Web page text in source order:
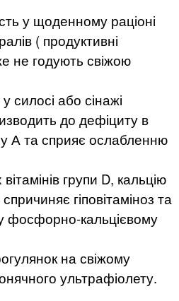
у щоденному раціоні
( продуктивні
не годують свіжою
силосі або сінажі
до дефіциту в
А та сприяє ослабленню
групи D, кальцію
гіповітаміноз та
фосфорно-кальцієвому
на свіжому
ультрафіолету.